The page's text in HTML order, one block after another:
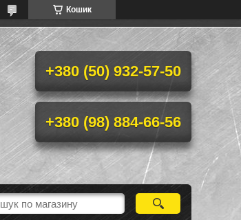
Кошик
+380 (50) 932-57-50
+380 (98) 884-66-56